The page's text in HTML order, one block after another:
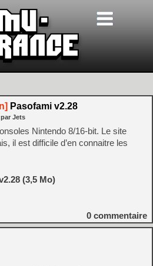
Pasofami v2.28
par Jets
Nintendo 8/16-bit. Le site
il est difficile d’en connaitre les
(3,5 Mo)
0 commentaire